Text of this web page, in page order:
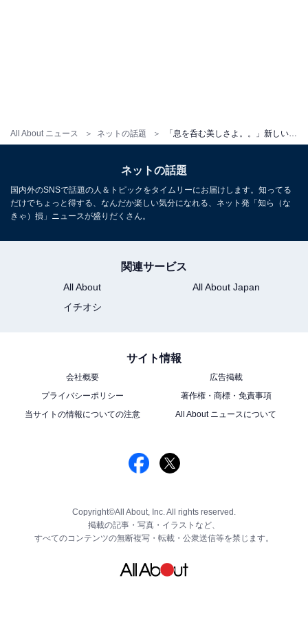
All About ニュース ネットの話題
ネットの話題
国内外のSNSで話題の人＆トピックをタイムリーにお届けします。知ってる
だけでちょっと得する、なんだか楽しい気分になれる、ネット発「知ら（な
きゃ）損」ニュースが盛りだくさん。
関連サービス
All About
All About Japan
イチオシ
サイト情報
会社概要
広告掲載
プライバシーポリシー
著作権・商標・免責事項
当サイトの情報についての注意
All About ニュースについて
Copyright©All About, Inc. All rights reserved.
掲載の記事・写真・イラストなど、
すべてのコンテンツの無断複写・転載・公衆送信等を禁じます。